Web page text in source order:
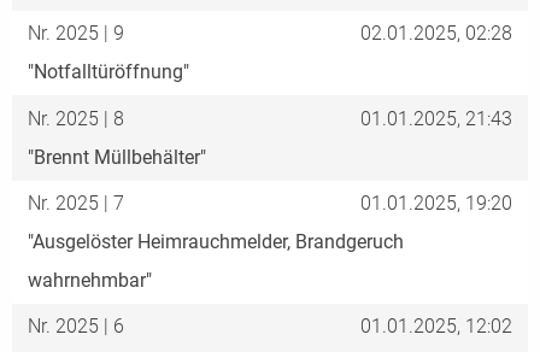
Nr. 2025 | 9
"Notfalltüröffnung"
02.01.2025, 02:28
Nr. 2025 | 8
"Brennt Müllbehälter"
01.01.2025, 21:43
Nr. 2025 | 7
"Ausgelöster Heimrauchmelder, Brandgeruch
wahrnehmbar"
01.01.2025, 19:20
Nr. 2025 | 6
01.01.2025, 12:02